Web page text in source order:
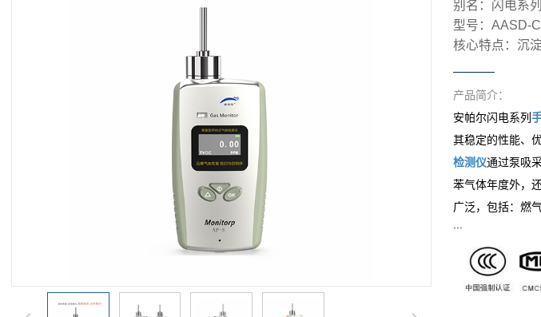
别名：闪电系
型号：AASD-
核心特点：沉
产品简介：
安帕尔闪电系列
其稳定的性能、
检测仪通过泵吸
苯气体年度外，
广泛，包括：燃